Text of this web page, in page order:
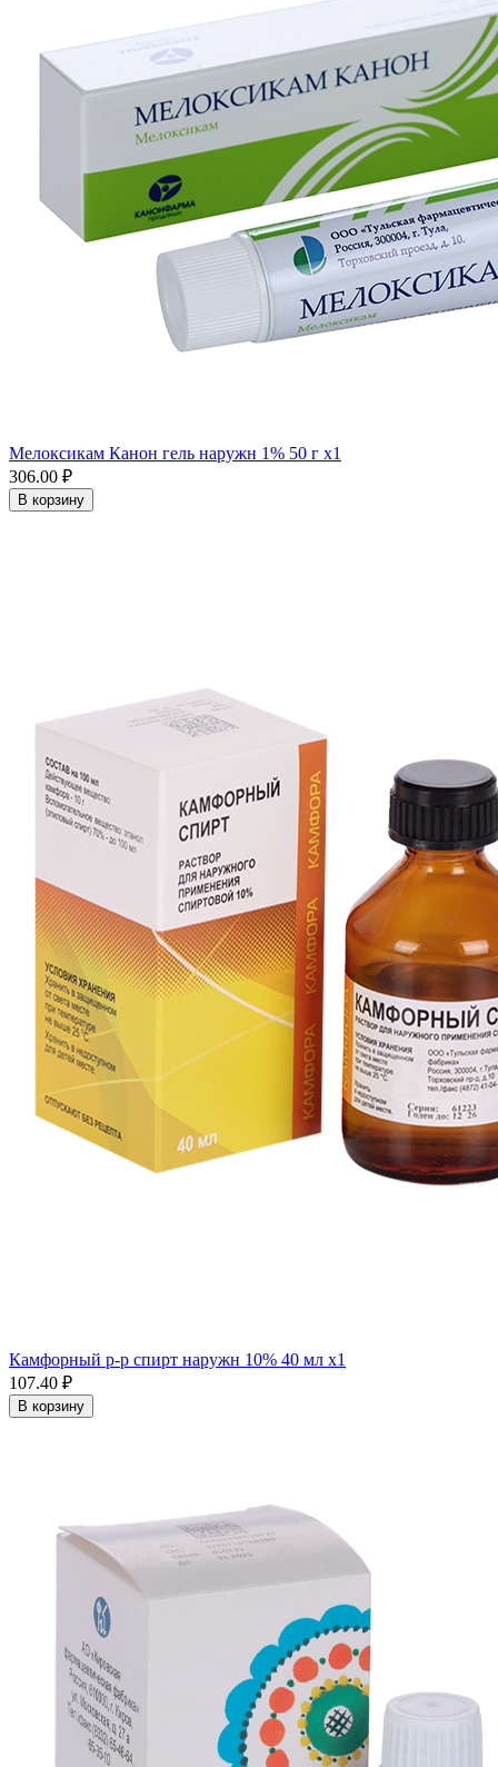
Мелоксикам Канон гель наружн 1% 50 г x1
306.00 ₽
В корзину
Камфорный р-р спирт наружн 10% 40 мл x1
107.40 ₽
В корзину